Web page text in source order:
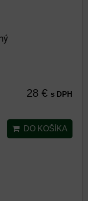
28 € s DPH
DO KOŠÍKA